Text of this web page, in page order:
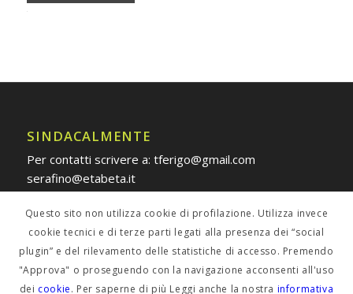
SINDACALMENTE
Per contatti scrivere a: tferigo@gmail.com
serafino@etabeta.it
POLICY PRIVACY
Questo sito non utilizza cookie di profilazione. Utilizza invece
cookie tecnici e di terze parti legati alla presenza dei “social
plugin” e del rilevamento delle statistiche di accesso. Premendo
"Approva" o proseguendo con la navigazione acconsenti all'uso
dei cookie. Per saperne di più Leggi anche la nostra informativa